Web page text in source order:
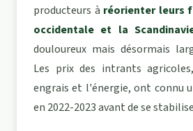
producteurs à réorienter leurs
occidentale et la
douloureux mais désormais
Les prix des intrants
engrais et l'énergie, ont connu
en 2022-2023 avant de se